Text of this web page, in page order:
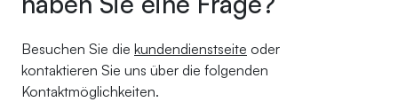
Besuchen Sie die kundendienstseite oder
kontaktieren Sie uns über die folgenden
Kontaktmöglichkeiten.